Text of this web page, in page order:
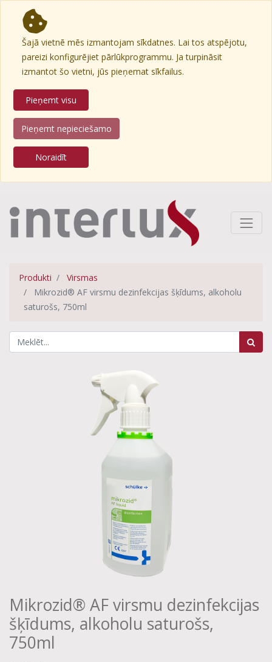
Šajā vietnē mēs izmantojam sīkdatnes. Lai tos atspējotu,
pareizi konfigurējiet pārlūkprogrammu. Ja turpināsit
izmantot šo vietni, jūs pieņemat sīkfailus.
Pieņemt visu
Pieņemt nepieciešamo
Noraidīt
Produkti
Virsmas
Mikrozid® AF virsmu dezinfekcijas šķīdums, alkoholu
saturošs, 750ml
Mikrozid® AF virsmu dezinfekcijas
šķīdums, alkoholu saturošs,
750ml